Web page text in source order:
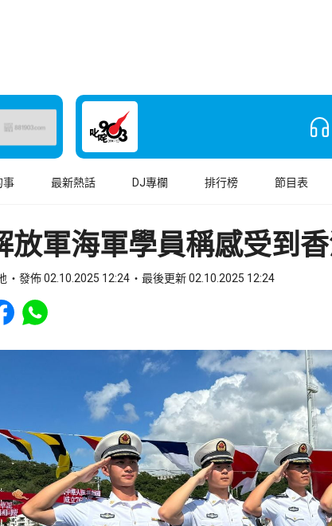
事 最新熱話 DJ專欄 排行榜 節目表
放軍海軍學員稱感受到
發佈 02.10.2025 12:24 最後更新 02.10.2025 12:24
to Facebook
Share to WhatsApp